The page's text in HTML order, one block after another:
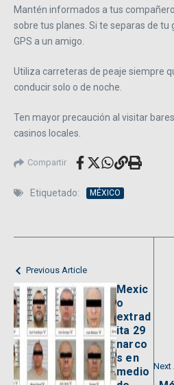
Mantén informados a tus
sobre tus planes. Si te separas de tu
GPS a un amigo.
Utiliza carreteras de peaje siempre
conducir solo o de noche.
Ten mayor precaución al visitar
casinos locales.
Compartir
Etiquetado: MÉXICO
Previous Article
Mexic
o
extrad
ita 29
narco
s en
medio Next